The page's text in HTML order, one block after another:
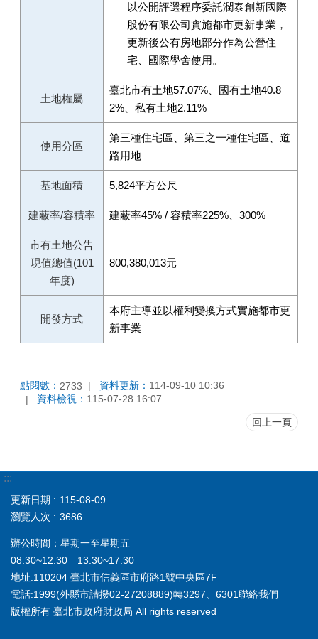
以公開評選程序委託潤泰創新國際
股份有限公司實施都市更新事業，
更新後公有房地部分作為公營住
宅、國際學舍使用。
土地權屬
臺北市有土地57.07%、國有土地40.8
2%、私有土地2.11%
使用分區
第三種住宅區、第三之一種住宅區、道
路用地
基地面積 5,824平方公尺
建蔽率/容積率 建蔽率45% / 容積率225%、300%
市有土地公告
現值總值(101
年度)
800,380,013元
開發方式
本府主導並以權利變換方式實施都市更
新事業
點閱數： 2733 資料更新： 114-09-10 10:36
資料檢視： 115-07-28 16:07
回上一頁
:::
更新日期
115-08-09
瀏覽人次
3686
辦公時間：星期一至星期五
08:30~12:30 13:30~17:30
地址:110204 臺北市信義區市府路1號中央區7F
電話:1999(外縣市請撥02-27208889)轉3297、6301聯絡我們
版權所有 臺北市政府財政局 All rights reserved